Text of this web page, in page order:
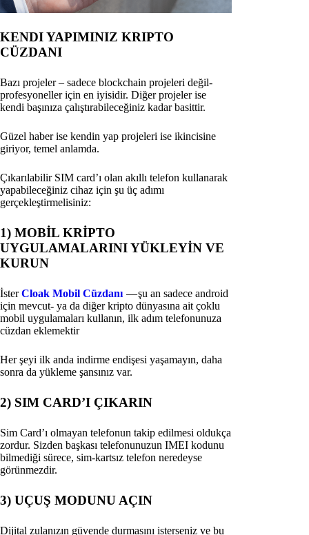
KENDI YAPIMINIZ KRIPTO
CÜZDANI
Bazı projeler – sadece blockchain projeleri değil-
profesyoneller için en iyisidir. Diğer projeler ise
kendi başınıza çalıştırabileceğiniz kadar basittir.
Güzel haber ise kendin yap projeleri ise ikincisine
giriyor, temel anlamda.
Çıkarılabilir SIM card’ı olan akıllı telefon kullanarak
yapabileceğiniz cihaz için şu üç adımı
gerçekleştirmelisiniz:
1) MOBİL KRİPTO
UYGULAMALARINI YÜKLEYİN VE
KURUN
İsterCloak Mobil Cüzdanı — şu an sadece android
için mevcut- ya da diğer kripto dünyasına ait çoklu
mobil uygulamaları kullanın, ilk adım telefonunuza
cüzdan eklemektir
Her şeyi ilk anda indirme endişesi yaşamayın, daha
sonra da yükleme şansınız var.
2) SIM CARD’I ÇIKARIN
Sim Card’ı olmayan telefonun takip edilmesi oldukça
zordur. Sizden başkası telefonunuzun IMEI kodunu
bilmediği sürece, sim-kartsız telefon neredeyse
görünmezdir.
3) UÇUŞ MODUNU AÇIN
Dijital zulanızın güvende durmasını isterseniz ve bu